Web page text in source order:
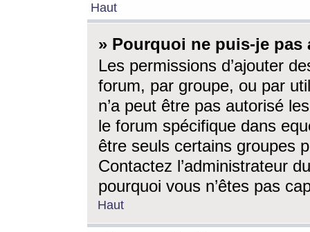
Haut
» Pourquoi ne puis-je
Les permissions d’ajouter
forum, par groupe, ou par
n’a peut être pas autorisé
le forum spécifique dans
être seuls certains groupes
Contactez l’administrateur
pourquoi vous n’êtes pas
Haut